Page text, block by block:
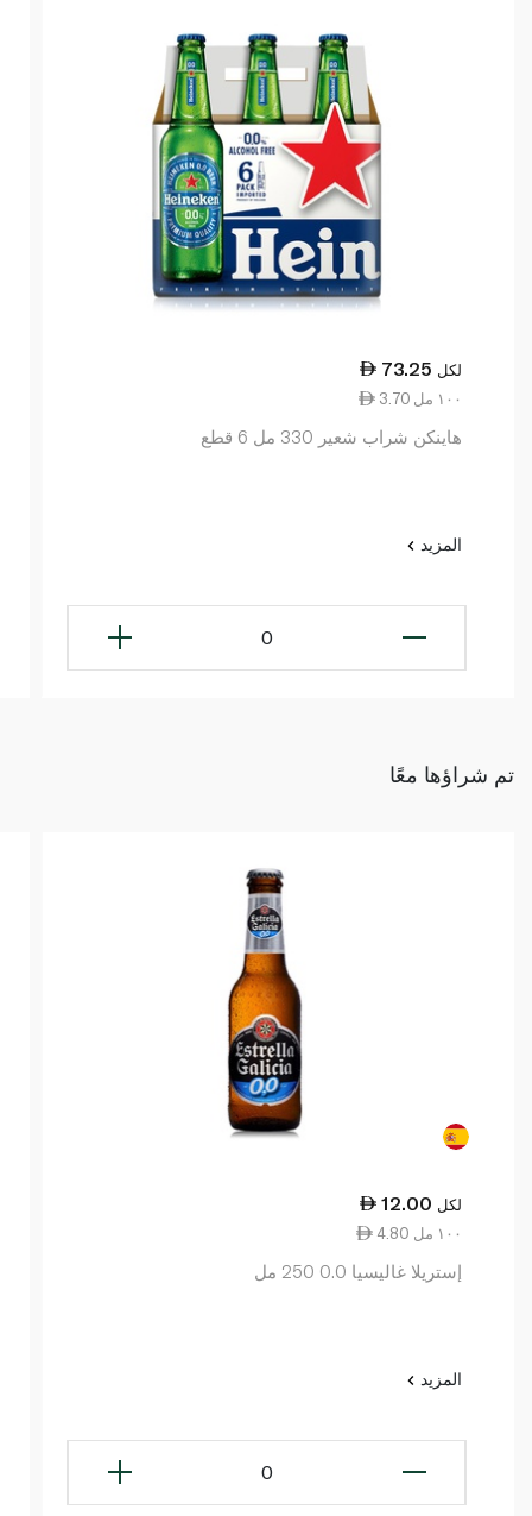
73.25 لكل
3.70 ١٠٠ مل
هاينكن شراب شعير 330 مل 6 قطع
المزيد
0
تم شراؤها معًا
12.00 لكل
4.80 ١٠٠ مل
إستريلا غاليسيا 0.0 250 مل
المزيد
0